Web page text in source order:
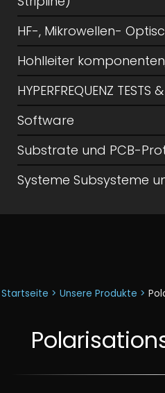
HF-, Mikrowellen-
Hohlleiter
HYPERFREQUENZ TESTS
Software
Substrate und PCB-
Systeme Subsysteme
Startseite > Unsere Produkte >